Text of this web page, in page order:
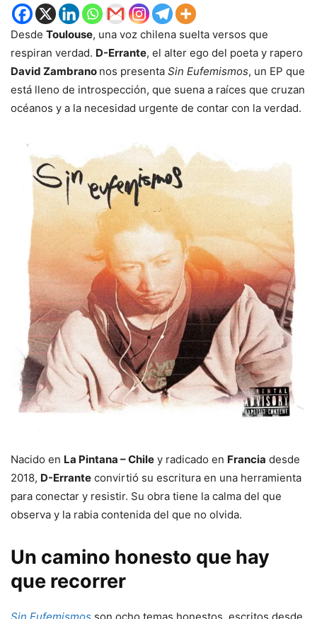
Desde Toulouse, una voz chilena suelta versos que
respiran verdad. D-Errante, el alter ego del poeta y rapero
David Zambrano nos presenta Sin Eufemismos, un EP que
está lleno de introspección, que suena a raíces que cruzan
océanos y a la necesidad urgente de contar con la verdad.
Nacido en La Pintana – Chile y radicado en Francia desde
2018, D-Errante convirtió su escritura en una herramienta
para conectar y resistir. Su obra tiene la calma del que
observa y la rabia contenida del que no olvida.
Un camino honesto que hay
que recorrer